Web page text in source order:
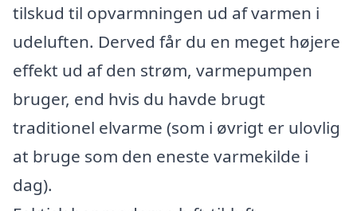
tilskud til opvarmningen ud af varmen i
udeluften. Derved får du en meget højere
effekt ud af den strøm, varmepumpen
bruger, end hvis du havde brugt
traditionel elvarme (som i øvrigt er ulovlig
at bruge som den eneste varmekilde i
dag).